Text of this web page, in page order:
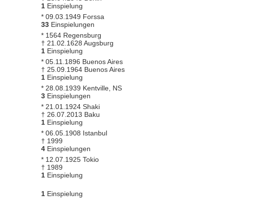
1Einspielung
* 09.03.1949 Forssa
33Einspielungen
* 1564 Regensburg
† 21.02.1628 Augsburg
1Einspielung
* 05.11.1896 Buenos Aires
† 25.09.1964 Buenos Aires
1Einspielung
* 28.08.1939 Kentville, NS
3Einspielungen
* 21.01.1924 Shaki
† 26.07.2013 Baku
1Einspielung
* 06.05.1908 Istanbul
† 1999
4Einspielungen
* 12.07.1925 Tokio
† 1989
1Einspielung
1Einspielung